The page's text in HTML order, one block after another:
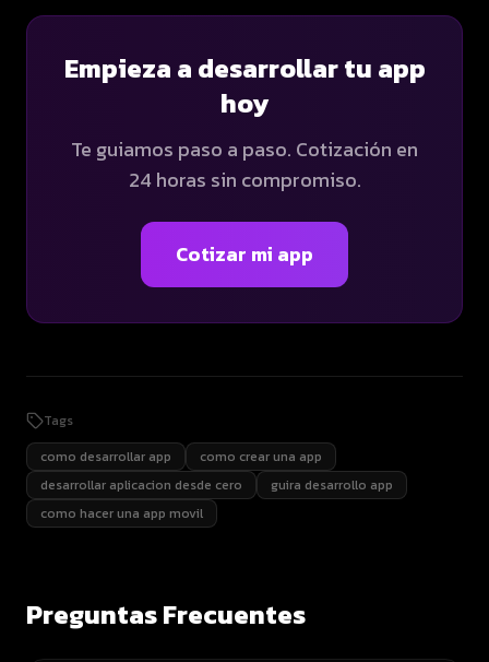
Empieza a desarrollar tu app
hoy
Te guiamos paso a paso. Cotización en
24 horas sin compromiso.
Cotizar mi app
Tags
como desarrollar app
como crear una app
desarrollar aplicacion desde cero
guira desarrollo app
como hacer una app movil
Preguntas Frecuentes